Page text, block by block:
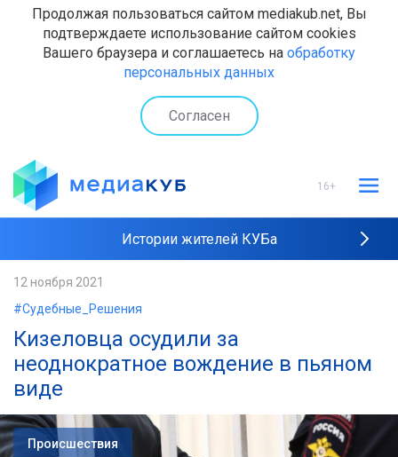
Продолжая пользоваться сайтом mediakub.net, Вы
подтверждаете использование сайтом cookies
Вашего браузера и соглашаетесь на обработку
персональных данных
Согласен
16+
Истории жителей КУБа
12 ноября 2021
#Судебные_Решения
Кизеловца осудили за
неоднократное вождение в пьяном
виде
Происшествия